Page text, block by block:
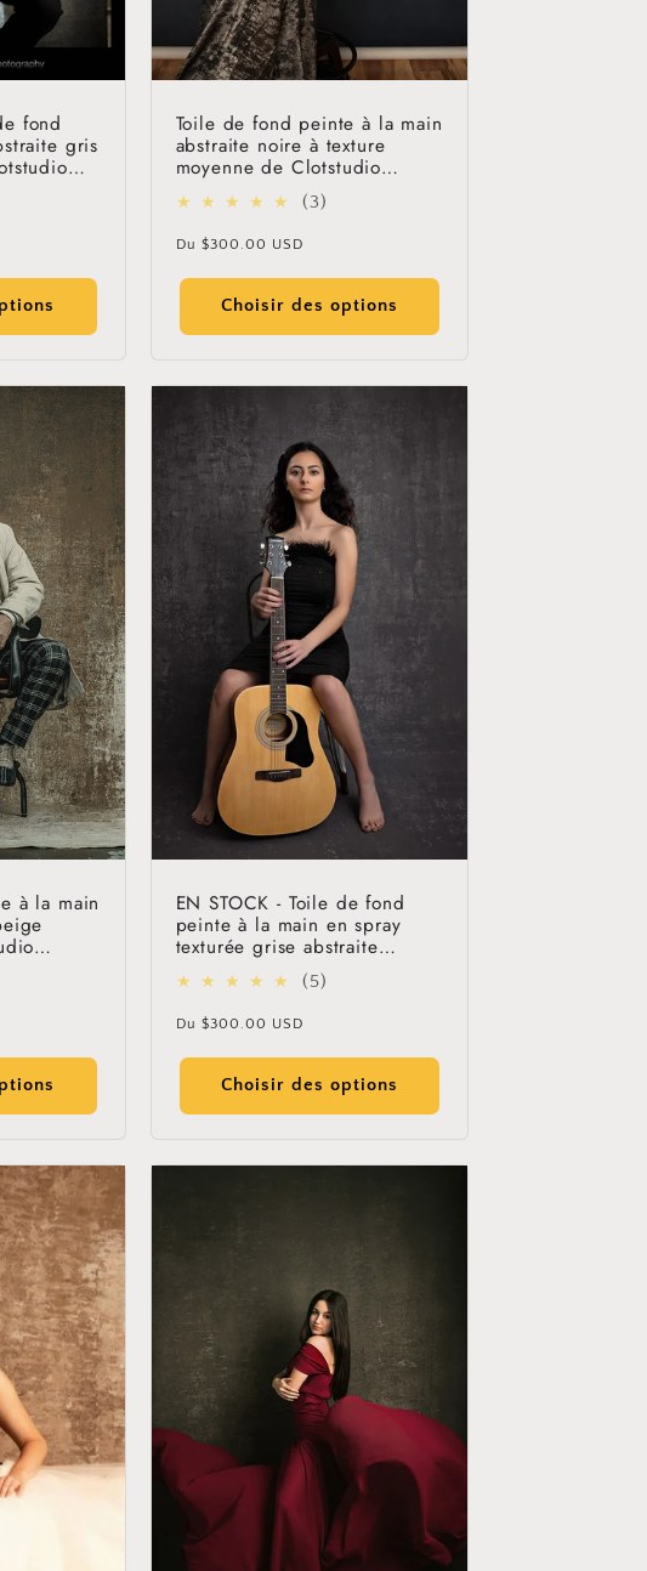
fond
gris
Toile de fond peinte à la main
abstraite noire à texture
moyenne de Clotstudio
#clot118
(3)
Prix
Du $300.00 USD
Choisir des options
à la main
EN STOCK - Toile de fond
peinte à la main en spray
texturée grise abstraite
Clotstudio #clot42
(5)
Prix
Du $300.00 USD
Choisir des options